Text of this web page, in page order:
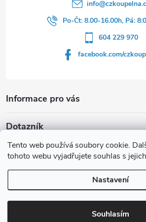
Tento web používá soubory cookie.
tohoto webu vyjadřujete souhlas s
Nastavení
Souhlasím
Informace pro vás
info@
Po-Čt: 8.00-16.00h, Pá:
604 229 970
facebook.com/
Dotazník
Líbí se vám u sprchového koutu
Počet hlasů:
Copyright 2026czkoupelna.cz. Všechna